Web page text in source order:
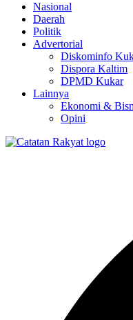
Nasional
Daerah
Politik
Advertorial
Diskominfo
Dispora Kaltim
DPMD Kukar
Lainnya
Ekonomi &
Opini